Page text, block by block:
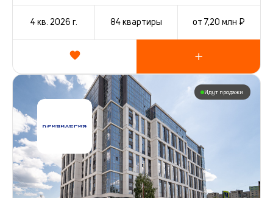
4 кв. 2026 г. 84 квартиры от 7,20 млн ₽
Идут продажи